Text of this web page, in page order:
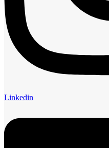
Linkedin